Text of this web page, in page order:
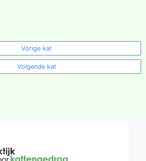
Vorige kat
Volgende kat